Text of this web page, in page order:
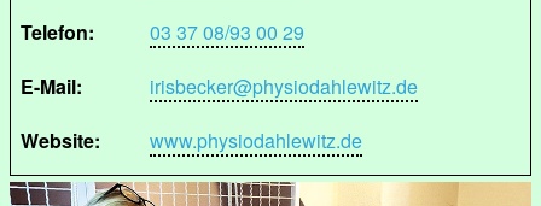
Telefon:
03 37 08/93 00 29
E-Mail:
irisbecker@physiodahlewitz.de
Website:
www.physiodahlewitz.de